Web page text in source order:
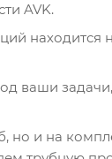
AVK.
находится
ваши
но и на